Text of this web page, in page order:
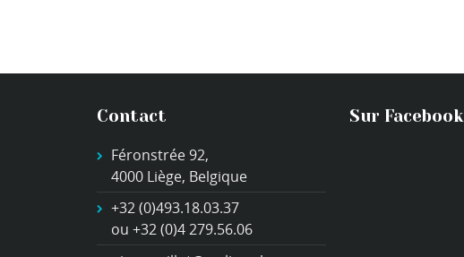
Contact
Féronstrée 92,
4000 Liège, Belgique
+32 (0)493.18.03.37
ou +32 (0)4 279.56.06
Sur Facebook